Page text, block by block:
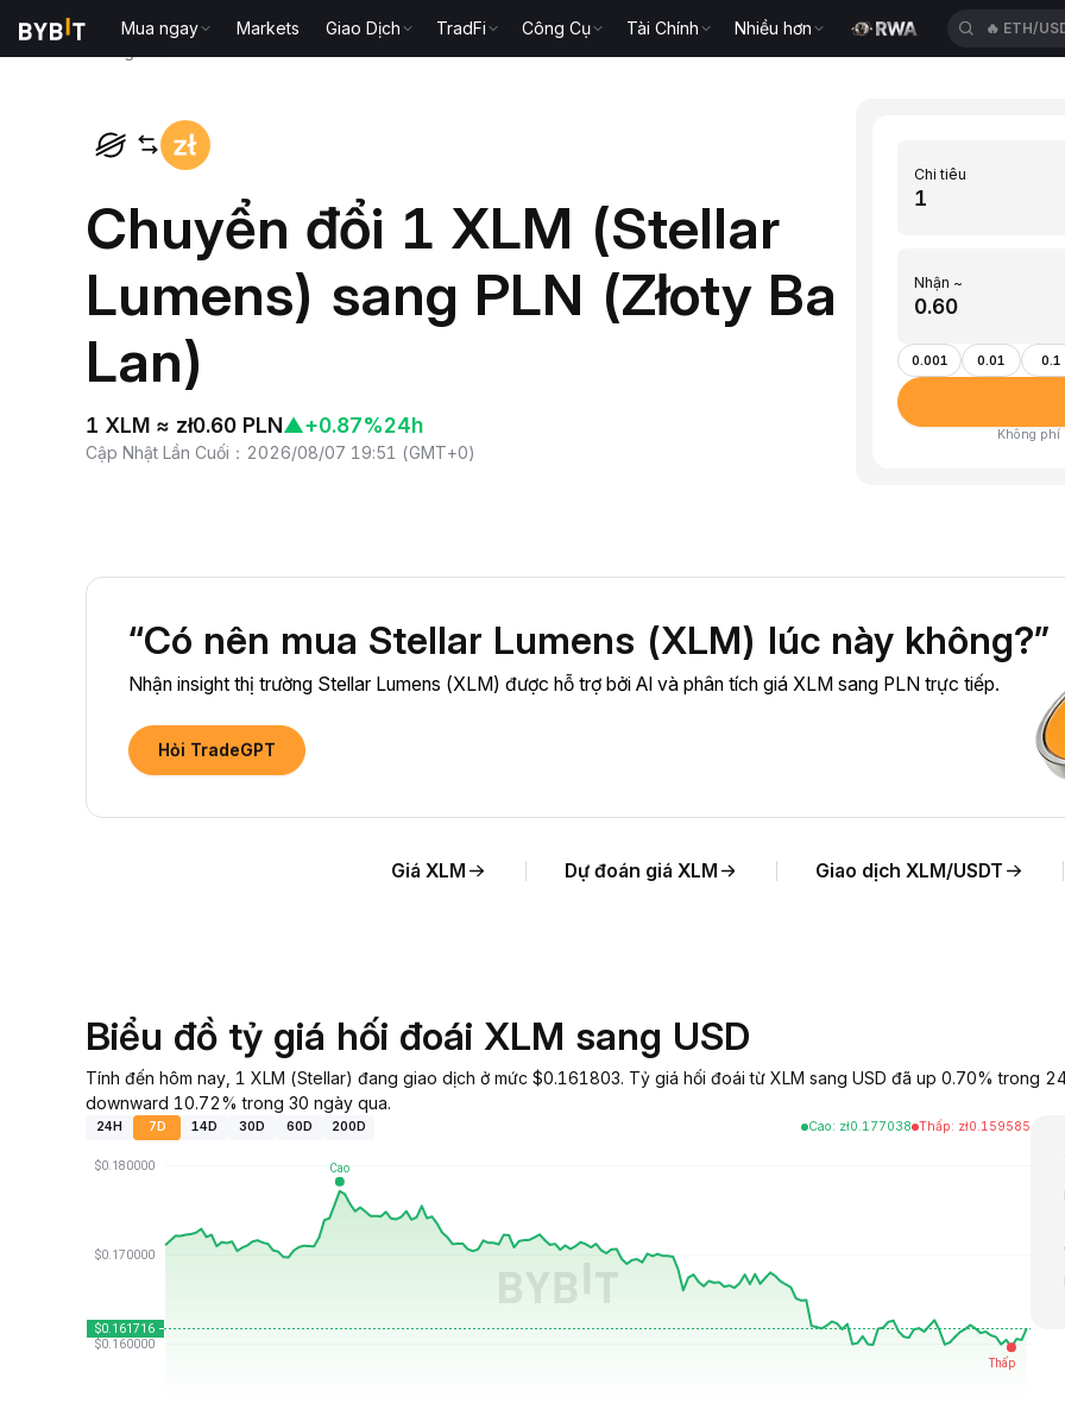
Mua ngay Markets Giao Dịch TradFi Công Cụ Tài Chính Nhiều hơn 🔥
Chuyển đổi 1 XLM (Stellar
Lumens) sang PLN (Złoty Ba
Lan)
1 XLM ≈ zł0.60 PLN▲+0.87%24h
Cập Nhật Lần Cuối ： 2026/08/07 19:51 (GMT+0)
Chi tiêu
Nhận ~
0.001 0.01 0.1
Không phí
“Có nên mua Stellar Lumens (XLM) lúc này không?”
Nhận insight thị trường Stellar Lumens (XLM) được hỗ trợ bởi AI và phân tích giá XLM sang PLN trực tiếp.
Hỏi TradeGPT
Giá XLM Dự đoán giá XLM Giao dịch XLM/USDT
Biểu đồ tỷ giá hối đoái XLM sang USD
Tính đến hôm nay, 1 XLM (Stellar) đang giao dịch ở mức $0.161803. Tỷ giá hối đoái từ XLM sang USD đã up 0.70% trong
downward 10.72% trong 30 ngày qua.
24H 7D 14D 30D 60D 200D Cao: zł0.177038 Thấp: zł0.159585